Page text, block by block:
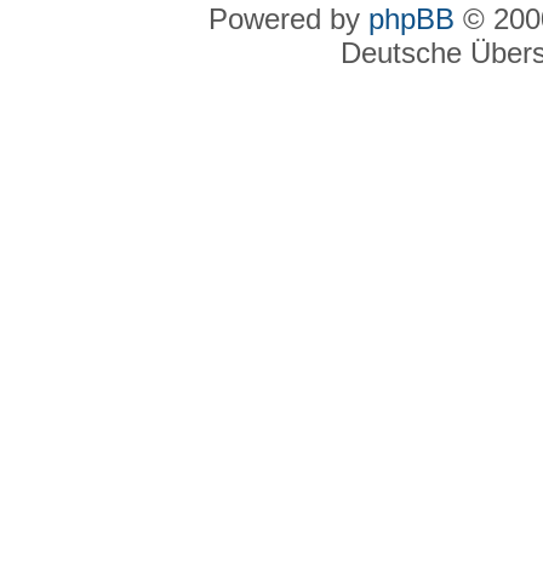
Powered by phpBB ©
Deutsche